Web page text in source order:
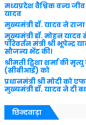
मध्यप्रदेश वैश्विक वन्य
यादव
मुख्यमंत्री डॉ. यादव ने
मुख्यमंत्री डॉ. मोहन
परिवर्तन मंत्री श्री
सौजन्य भेंट की।
श्रीमती ट्विशा शर्मा की
(सीबीआई) को
प्रधानमंत्री श्री मोदी
मुख्यमंत्री डॉ. यादव ने दी
छिन्दवाड़ा